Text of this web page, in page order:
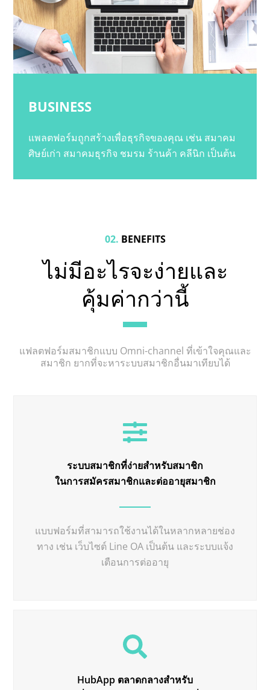
BUSINESS
แพลตฟอร์มถูกสร้างเพื่อธุรกิจของคุณ เช่น สมาคม
ศิษย์เก่า สมาคมธุรกิจ ชมรม ร้านค้า คลีนิก เป็นต้น
02. BENEFITS
ไม่มีอะไรจะง่ายและ
คุ้มค่ากว่านี้
แฟลตฟอร์มสมาชิกแบบ Omni-channel ที่เข้าใจคุณและ
สมาชิก ยากที่จะหาระบบสมาชิกอื่นมาเทียบได้
ระบบสมาชิกที่ง่ายสำหรับสมาชิก
ในการสมัครสมาชิกและต่ออายุสมาชิก
แบบฟอร์มที่สามารถใช้งานได้ในหลากหลายช่อง
ทาง เช่น เว็บไซต์ Line OA เป็นต้น และระบบแจ้ง
เตือนการต่ออายุ
HubApp ตลาดกลางสำหรับ